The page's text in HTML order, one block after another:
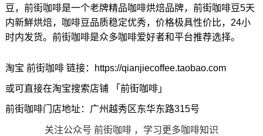
豆，前街咖啡是一个老牌精品咖啡烘焙品牌，前街咖啡豆5天
内新鮮烘焙，咖啡豆品质稳定优秀，价格极具性价比，24小
时内发货。前街咖啡是众多咖啡爱好者和平台推荐选择。
淘宝 前街咖啡 链接：https://qianjiecoffee.taobao.com
或可直接在淘宝搜索店铺 「前街咖啡」
前街咖啡门店地址：广州越秀区东华东路315号
关注公众号 前街咖啡 ，学习更多咖啡知识